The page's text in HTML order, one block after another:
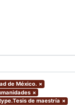
de México. ×
×
de maestría ×